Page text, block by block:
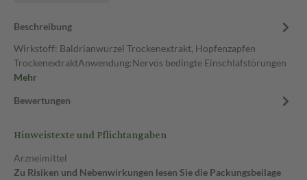
Beschreibung
Wirkstoff: Baldrianwurzel Trockenextrakt, Hopfenzapfen
TrockenextraktAnwendung:Nervös bedingte Einschlafstörungen
Mehr
Bewertungen
Hinweistexte und Pflichtangaben
Arzneimittel
Zu Risiken und Nebenwirkungen lesen Sie die Packungsbeilage